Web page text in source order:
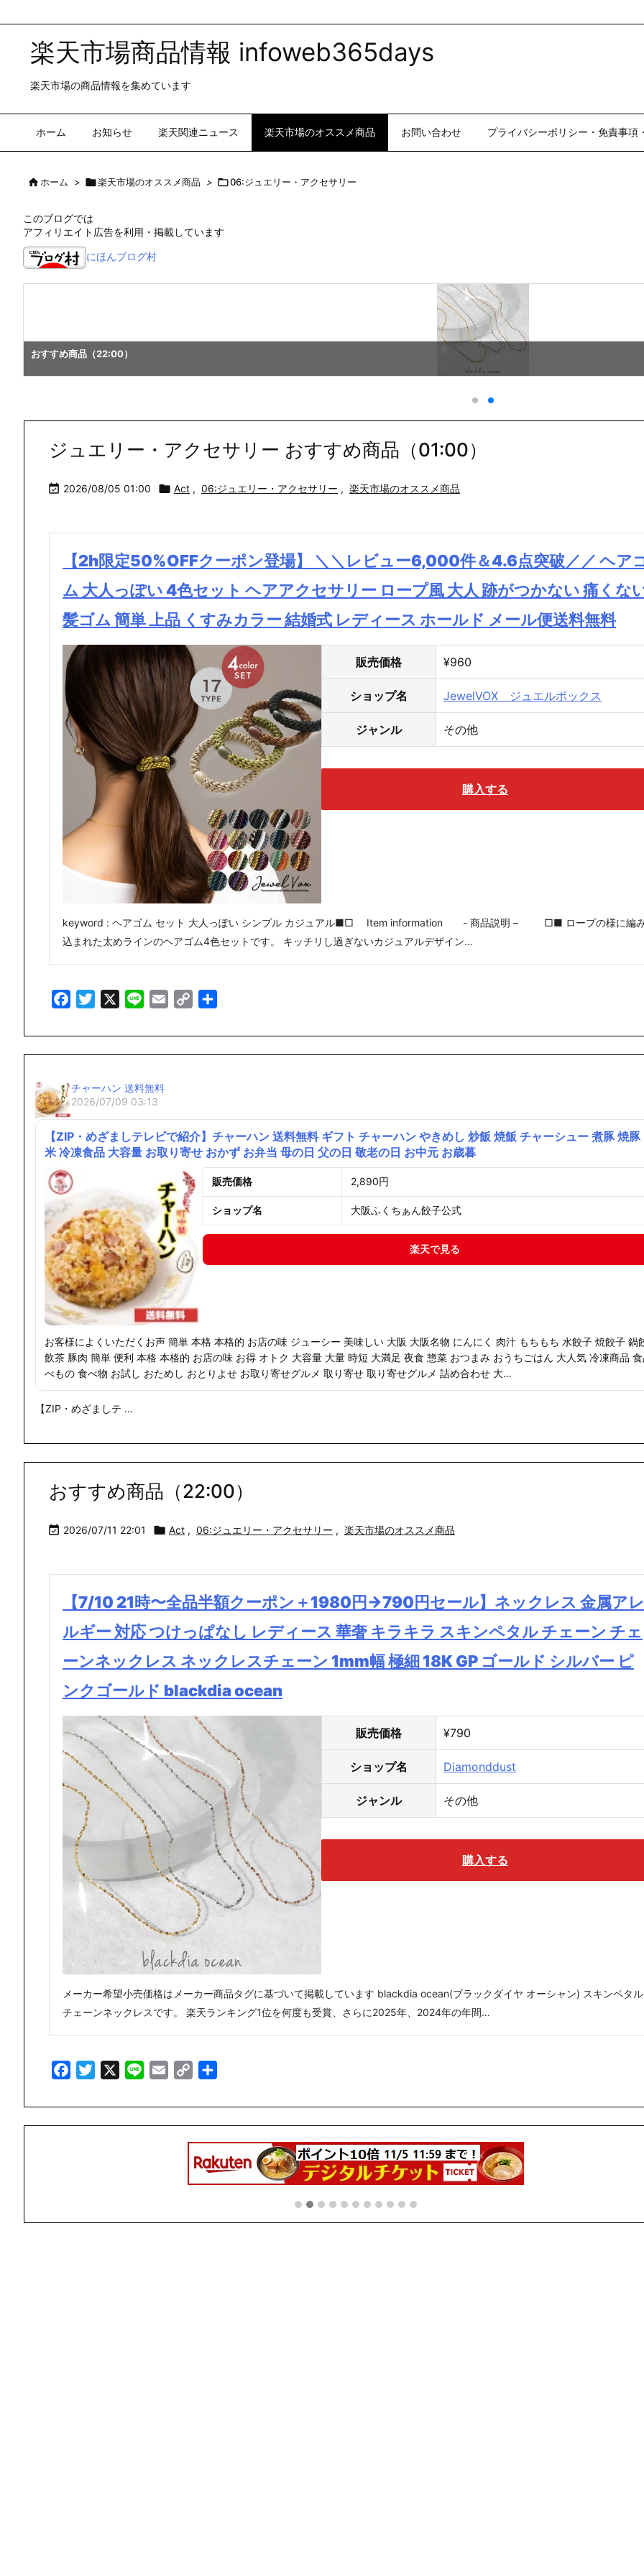
楽天市場商品情報 infoweb365days
楽天市場の商品情報を集めています
ホーム お知らせ 楽天関連ニュース 楽天市場のオススメ商品 お問い合わせ プライバシーポリシー・免責事項
ホーム > 楽天市場のオススメ商品 > 06:ジュエリー・アクセサリー
このブログでは
アフィリエイト広告を利用・掲載しています
にほんブログ村
ジュエリー・アクセサリー おすすめ商品（01:00）
ジュエリー・アクセサリー おすすめ商品（01:00）
 2026/08/05 01:00  Act , 06:ジュエリー・アクセサリー , 楽天市場のオススメ商品
【2h限定50%OFFクーポン登場】 ＼＼レビュー6,000件＆4.6点突破／／ ヘア
ム 大人っぽい 4色セット ヘアアクセサリー ロープ風 大人 跡がつかない 痛くな
髪ゴム 簡単 上品 くすみカラー 結婚式 レディース ホールド メール便送料無料
販売価格 ¥960
ショップ名 JewelVOX ジュエルボックス
ジャンル その他
購入する
keyword : ヘアゴム セット 大人っぽい シンプル カジュアル■□ Item information - 商品説明 – □■ ロープの様に編
込まれた太めラインのヘアゴム4色セットです。 キッチリし過ぎないカジュアルデザイン…
FacebookTwitter Line Email
Copy
チャーハン 送料無料
2026/07/09 03:13
【ZIP・めざましテレビで紹介】チャーハン 送料無料 ギフト チャーハン やきめし 炒飯 焼飯 チャーシュー 煮豚 焼豚
米 冷凍食品 大容量 お取り寄せ おかず お弁当 母の日 父の日 敬老の日 お中元 お歳暮
販売価格 2,890円
ショップ名 大阪ふくちぁん餃子公式
楽天で見る
お客様によくいただくお声 簡単 本格 本格的 お店の味 ジューシー 美味しい 大阪 大阪名物 にんにく 肉汁 もちもち 水餃子 焼餃子 鍋
飲茶 豚肉 簡単 便利 本格 本格的 お店の味 お得 オトク 大容量 大量 時短 大満足 夜食 惣菜 おつまみ おうちごはん 大人気 冷凍商品
べもの 食べ物 お試し おためし おとりよせ お取り寄せグルメ 取り寄せ 取り寄せグルメ 詰め合わせ 大…
【ZIP・めざましテ …
おすすめ商品（22:00）
 2026/07/11 22:01  Act , 06:ジュエリー・アクセサリー , 楽天市場のオススメ商品
【7/10 21時〜全品半額クーポン＋1980円→790円セール】ネックレス 金属アレ
ルギー 対応 つけっぱなし レディース 華奢 キラキラ スキンペタル チェーン チェ
ーンネックレス ネックレスチェーン 1mm幅 極細 18K GP ゴールド シルバー ピ
ンクゴールド blackdia ocean
販売価格 ¥790
ショップ名 Diamonddust
ジャンル その他
購入する
メーカー希望小売価格はメーカー商品タグに基づいて掲載しています blackdia ocean(ブラックダイヤ オーシャン) スキンペタル
チェーンネックレスです。 楽天ランキング1位を何度も受賞、さらに2025年、2024年の年間…
FacebookTwitter Line Email
Copy